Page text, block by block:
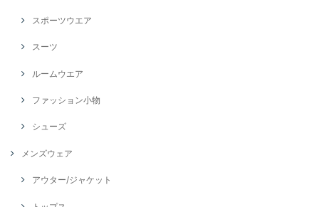
スポーツウエア
スーツ
ルームウエア
ファッション小物
シューズ
メンズウェア
アウター/ジャケット